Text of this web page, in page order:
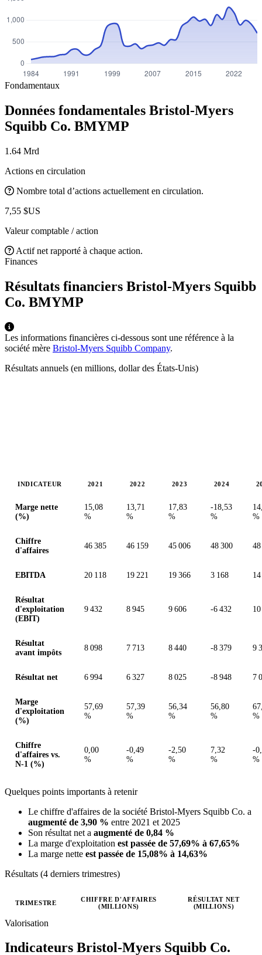
Fondamentaux
Données fondamentales Bristol-Myers
Squibb Co. BMYMP
1.64 Mrd
Actions en circulation
Nombre total d’actions actuellement en circulation.
7,55 $US
Valeur comptable / action
Actif net rapporté à chaque action.
Finances
Résultats financiers Bristol-Myers Squibb
Co. BMYMP
Les informations financières ci-dessous sont une référence à la
société mère Bristol-Myers Squibb Company.
Résultats annuels (en millions, dollar des États-Unis)
INDICATEUR 2021 2022 2023 2024
Marge nette
(%)
15,08
%
13,71
%
17,83
%
-18,53
%
%
Chiffre
d'affaires
46 385 46 159 45 006 48 300
EBITDA 20 118 19 221 19 366 3 168
Résultat
d'exploitation
(EBIT)
9 432 8 945 9 606 -6 432
Résultat
avant impôts
8 098 7 713 8 440 -8 379 9
Résultat net 6 994 6 327 8 025 -8 948 7
Marge
d'exploitation
(%)
57,69
%
57,39
%
56,34
%
56,80
%
%
Chiffre
d'affaires vs.
N-1 (%)
0,00
%
-0,49
%
-2,50
%
7,32
%
-
%
Quelques points importants à retenir
Le chiffre d'affaires de la société Bristol-Myers Squibb Co. a
augmenté de 3,90 % entre 2021 et 2025
Son résultat net a augmenté de 0,84 %
La marge d'exploitation est passée de 57,69% à 67,65%
La marge nette est passée de 15,08% à 14,63%
Résultats (4 derniers trimestres)
Valeurs trimestrielles en millions (dollar des États-Unis)
TRIMESTRE
CHIFFRE D'AFFAIRES
(MILLIONS)
RÉSULTAT NET
(MILLIONS)
Valorisation
Indicateurs Bristol-Myers Squibb Co.